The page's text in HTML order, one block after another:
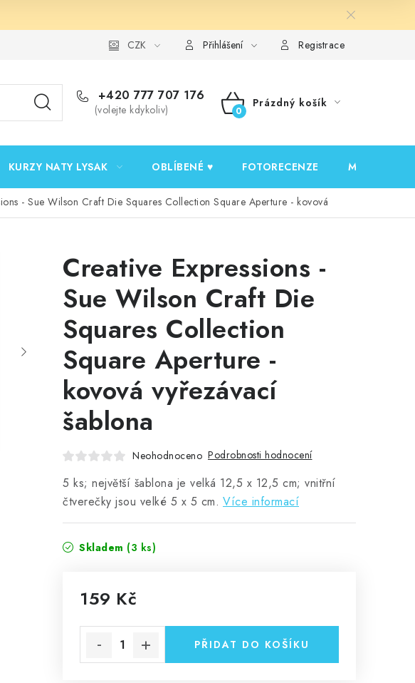
Podmínky ochrany osobních údajů Ověřování recenzí
CZK Přihlášení Registrace
+420 777 707 176
(volejte kdykoliv)
NÁKUPNÍ
Prázdný košík
KURZY NATY LYSAK OBLÍBENÉ ♥️ FOTORECENZE MOJE
- Sue Wilson Craft Die Squares Collection Square Aperture - kovová
Creative Expressions -
Sue Wilson Craft Die
Squares Collection
Square Aperture -
kovová vyřezávací
šablona
Neohodnoceno Podrobnosti hodnocení
5 ks; největší šablona je velká 12,5 x 12,5 cm; vnitřní
čtverečky jsou velké 5 x 5 cm. Více informací
Skladem (3 ks)
159 Kč
PŘIDAT DO KOŠÍKU